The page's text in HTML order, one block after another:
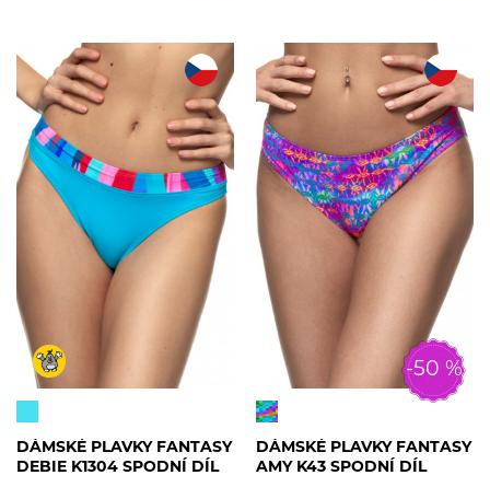
DÁMSKÉ PLAVKY FANTASY
DEBIE K1304 SPODNÍ DÍL
-50 %
DÁMSKÉ PLAVKY FANTASY
AMY K43 SPODNÍ DÍL